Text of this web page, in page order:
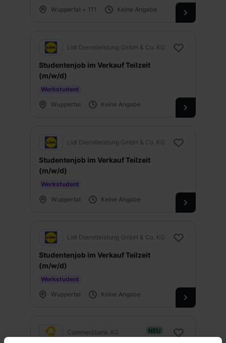
Wuppertal + 111
Keine Angabe
Lidl Dienstleistung GmbH & Co. KG
Studentenjob im Verkauf Teilzeit
(m/w/d)
Werkstudent
Wuppertal
Keine Angabe
Lidl Dienstleistung GmbH & Co. KG
Studentenjob im Verkauf Teilzeit
(m/w/d)
Werkstudent
Wuppertal
Keine Angabe
Lidl Dienstleistung GmbH & Co. KG
Studentenjob im Verkauf Teilzeit
(m/w/d)
Werkstudent
Wuppertal
Keine Angabe
NEU
Commerzbank AG